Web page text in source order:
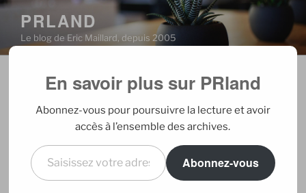
Aller
contenu
principal
PRLAND
Le blog de Eric Maillard, depuis 2005
PUBLIÉ
09/05/2006 PARERIC
Relaxé !
ça faisait longtemps que ça ne m’était pas arrivé. Grâce
à Cyrille, mon absence est passée quasiment
En savoir plus sur PRland
Abonnez-vous pour poursuivre la lecture et avoir
accès à l’ensemble des archives.
Saisissez votre adresse e-mail…
Abonnez-vous